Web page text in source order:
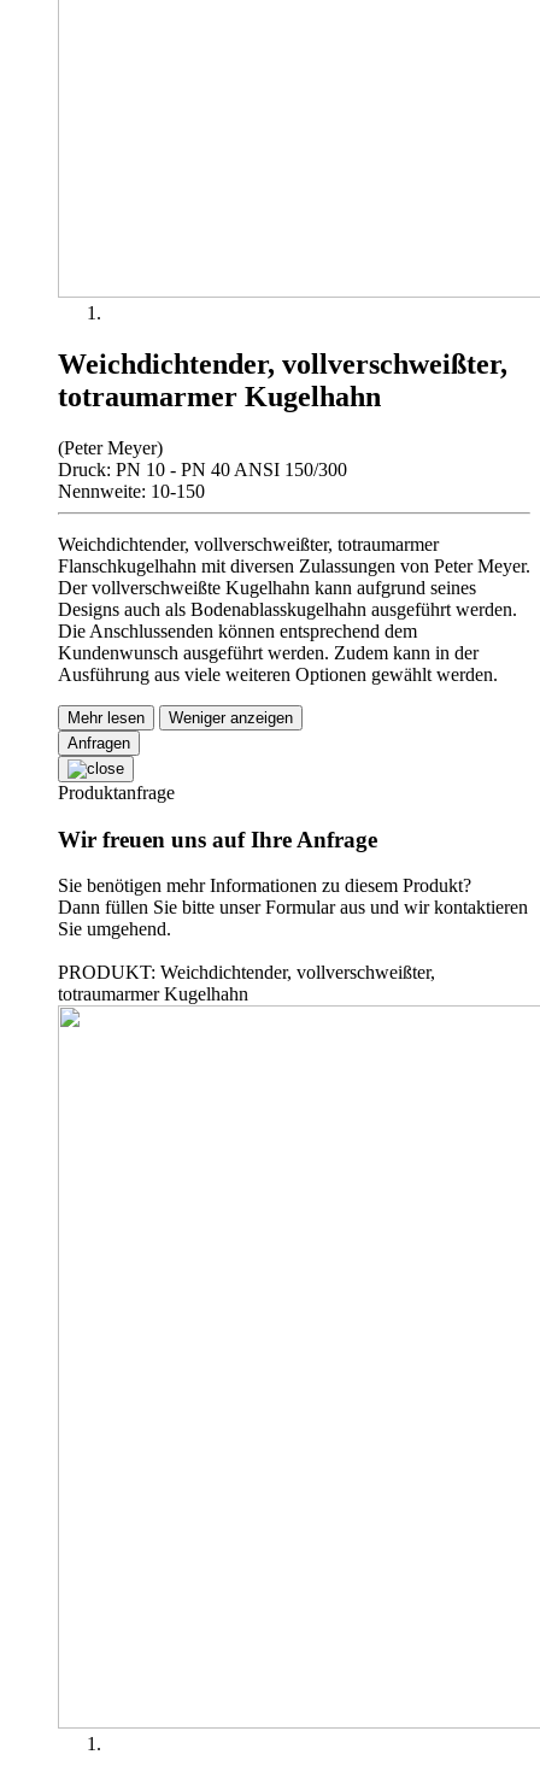
Weichdichtender, vollverschweißter,
totraumarmer Kugelhahn
(Peter Meyer)
Druck: PN 10 - PN 40 ANSI 150/300
Nennweite: 10-150
Weichdichtender, vollverschweißter, totraumarmer
Flanschkugelhahn mit diversen Zulassungen von Peter Meyer.
Der vollverschweißte Kugelhahn kann aufgrund seines
Designs auch als Bodenablasskugelhahn ausgeführt werden.
Die Anschlussenden können entsprechend dem
Kundenwunsch ausgeführt werden. Zudem kann in der
Ausführung aus viele weiteren Optionen gewählt werden.
Mehr lesen
Weniger anzeigen
Anfragen
Produktanfrage
Wir freuen uns auf Ihre Anfrage
Sie benötigen mehr Informationen zu diesem Produkt?
Dann füllen Sie bitte unser Formular aus und wir kontaktieren
Sie umgehend.
PRODUKT: Weichdichtender, vollverschweißter,
totraumarmer Kugelhahn